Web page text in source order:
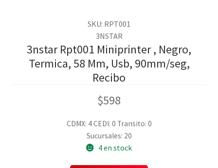
SKU: RPT001
3NSTAR
3nstar Rpt001 Miniprinter , Negro,
Termica, 58 Mm, Usb, 90mm/seg,
Recibo
$598
CDMX: 4CEDI: 0 Transito: 0
Sucursales: 20
4 en stock